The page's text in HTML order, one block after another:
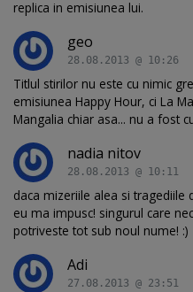
replica in emisiunea lui.
geo
28.08.2013 @ 10:26
Titlul stirilor nu este cu nimic
emisiunea Happy Hour, ci La
Mangalia chiar asa... nu a fost
nadia nitov
28.08.2013 @ 10:11
daca mizeriile alea si
eu ma impusc! singurul care
potriveste tot sub noul nume! :)
Adi
27.08.2013 @ 23:51